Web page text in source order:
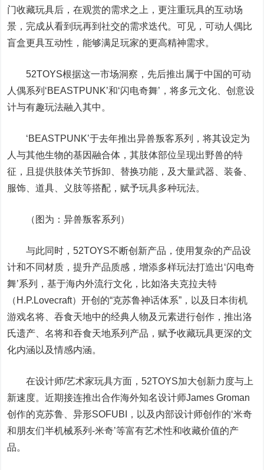
门收藏玩具后，在观赏的需求之上，更注重玩具的互动场
景，完成从看到玩再到社交的需求迭代。可见，可动人偶比
盲盒更具互动性，能够满足玩家的更高精神需求。
52TOYS根据这一市场洞察，先后推出属于中国的可动
人偶系列‘BEASTPUNK’和‘闪电奇舞’，将多元文化、创意设
计与有趣玩法融入其中。
‘BEASTPUNK’于去年推出异兽叛客系列，将其设定为
人与其他生物的基因融合体，其肢体部位呈现出野兽的特
征，且提供肢体关节拆卸、替换功能，及大量武器、装备、
服饰、道具、义肢等搭配，赋予玩具多种玩法。
（图为：异兽叛客系列）
与此同时，52TOYS不断创新产品，使用复杂的产品设
计和不同材质，提升产品质感，增添多样玩法打造出‘闪电奇
舞’系列，基于海内外流行文化，比如洛夫克拉夫特
（H.P.Lovecraft）开创的“克苏鲁神话体系”，以及日本街机
游戏名将、吞食天地中的经典人物及元素进行创作，推出洛
氏遗产、名将和吞食天地系列产品，赋予收藏玩具更深的文
化内涵以及情感内涵。
在设计师/艺术家玩具方面，52TOYS加大创新力度与上
新速度。近期接连推出合作海外知名设计师James Groman
创作的克苏鲁、异形SOFUBI，以及内部设计师创作的‘米奇
和朋友们半机械系列-米奇’等富有艺术性和收藏价值的产
品。